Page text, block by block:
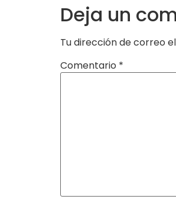
Deja un
Tu dirección de correo
Comentario *